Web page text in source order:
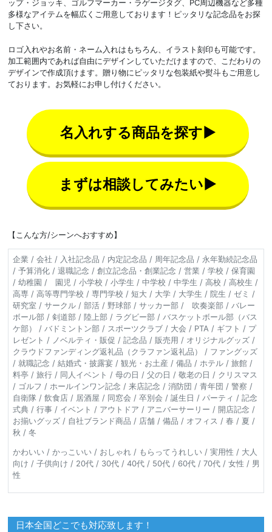
ップ・ジョッキ、ゴルフマーカー・ラゲージタグ、PC周辺機器など多種
多様なアイテムを幅広くご用意しております！ピッタリな記念品をお探
し下さい。
ロゴ入れやお名前・ネーム入れはもちろん、イラスト刻印も可能です。
加工範囲内であれば自由にデザインしていただけますので、こだわりの
デザインで作成頂けます。贈り物にピッタリな包装紙や熨斗もご用意し
ております。お気軽にお申し付けください。
名入れする商品を探す▶
まずは相談してみたい▶
【こんな方/シーンへおすすめ】
企業 / 会社 / 入社記念品 / 内定記念品 / 周年記念品 / 永年勤続記念品
/ 予算消化 / 退職記念 / 創立記念品・創業記念 / 営業 / 学校 / 保育園
/ 幼稚園 / 園児 / 小学校 / 小学生 / 中学校 / 中学生 / 高校 / 高校生 /
高専 / 高等専門学校 / 専門学校 / 短大 / 大学 / 大学生 / 院生 / ゼミ /
研究室 / サークル / 部活 / 野球部 / サッカー部 / 吹奏楽部 / バレー
ボール部 / 剣道部 / 陸上部 / ラグビー部 / バスケットボール部（バス
ケ部） / バドミントン部 / スポーツクラブ / 大会 / PTA / ギフト / プ
レゼント / ノベルティ・販促 / 記念品 / 販売用 / オリジナルグッズ /
クラウドファンディング返礼品（クラファン返礼品） / ファングッズ
/ 就職記念 / 結婚式・披露宴 / 観光・お土産 / 備品 / ホテル / 旅館 /
料亭 / 旅行 / 同人イベント / 母の日 / 父の日 / 敬老の日 / クリスマス
/ ゴルフ / ホールインワン記念 / 来店記念 / 消防団 / 青年団 / 警察 /
自衛隊 / 飲食店 / 居酒屋 / 同窓会 / 卒別会 / 誕生日 / パーティ / 記念
式典 / 行事 / イベント / アウトドア / アニバーサーリー / 開店記念 /
お揃いグッズ / 自社ブランド商品 / 店舗 / 備品 / オフィス / 春 / 夏 /
秋 / 冬
かわいい / かっこいい / おしゃれ / もらってうれしい / 実用性 / 大人
向け / 子供向け / 20代 / 30代 / 40代 / 50代 / 60代 / 70代 / 女性 / 男
性
日本全国どこでも対応致します！